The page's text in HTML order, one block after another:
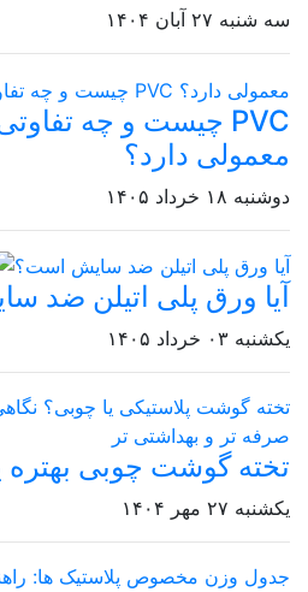
سه شنبه ۲۷ آبان ۱۴۰۴
معمولی دارد؟
دوشنبه ۱۸ خرداد ۱۴۰۵
آیا ورق پلی اتیلن ضد
یکشنبه ۰۳ خرداد ۱۴۰۵
تخته گوشت چوبی بهتره
یکشنبه ۲۷ مهر ۱۴۰۴